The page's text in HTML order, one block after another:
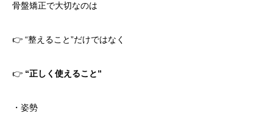
骨盤矯正で大切なのは
👉 “整えること”だけではなく
👉 “正しく使えること”
・姿勢